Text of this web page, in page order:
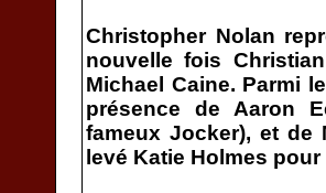
Christopher Nolan
nouvelle fois
Michael Caine. Parmi
présence de Aaron
fameux Jocker), et de
levé Katie Holmes